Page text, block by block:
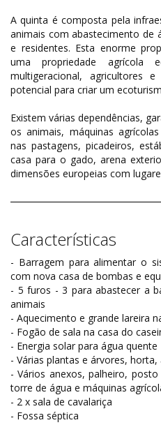
A quinta é composta pela
animais com abastecimento de
e residentes. Esta enorme
uma propriedade agrícola
multigeracional, agricultores
potencial para criar um
Existem várias dependências,
os animais, máquinas
nas pastagens, picadeiros,
casa para o gado, arena
dimensões europeias com
Características
- Barragem para alimentar o
com nova casa de bombas e
- 5 furos - 3 para abastecer a
animais
- Aquecimento e grande lareira
- Fogão de sala na casa do
- Energia solar para água quente
- Várias plantas e árvores,
- Vários anexos, palheiro,
torre de água e máquinas
- 2 x sala de cavalariça
- Fossa séptica